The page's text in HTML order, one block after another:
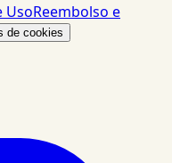
UsoReembolso e
de cookies